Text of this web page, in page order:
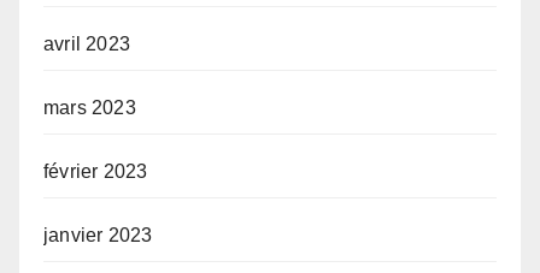
avril 2023
mars 2023
février 2023
janvier 2023